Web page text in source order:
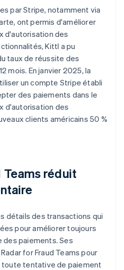
par Stripe, notamment via
ont permis d'améliorer
d'autorisation des
Kittl a pu
taux de réussite des
mois. En janvier 2025, la
un compte Stripe établi
des paiements dans le
d'autorisation des
clients américains 50 %
Teams réduit
détails des transactions qui
pour améliorer toujours
des paiements. Ses
for Fraud Teams pour
toute tentative de paiement